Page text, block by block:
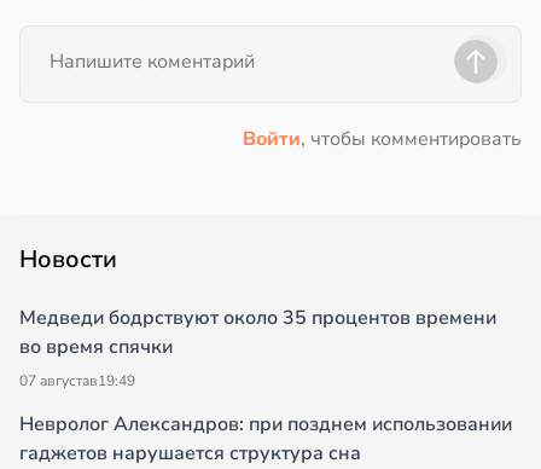
Войти, чтобы комментировать
Новости
Медведи бодрствуют около 35 процентов времени
во время спячки
07 августав19:49
Невролог Александров: при позднем использовании
гаджетов нарушается структура сна